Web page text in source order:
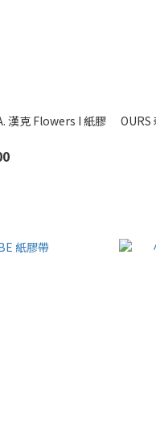
漢克 Flowers I 紙膠
OURS